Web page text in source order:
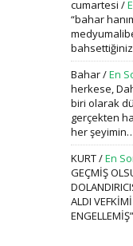
cumartesi /
“bahar
Bahar/En
herkese,
biri olarak
gerçekten
her
KURT/En
GEÇMİŞ
ALDI
ENGELLEMİŞ”